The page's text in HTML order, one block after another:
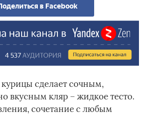
в Facebook
сделает сочным,
вкусным кляр – жидкое тесто.
сочетание с любым